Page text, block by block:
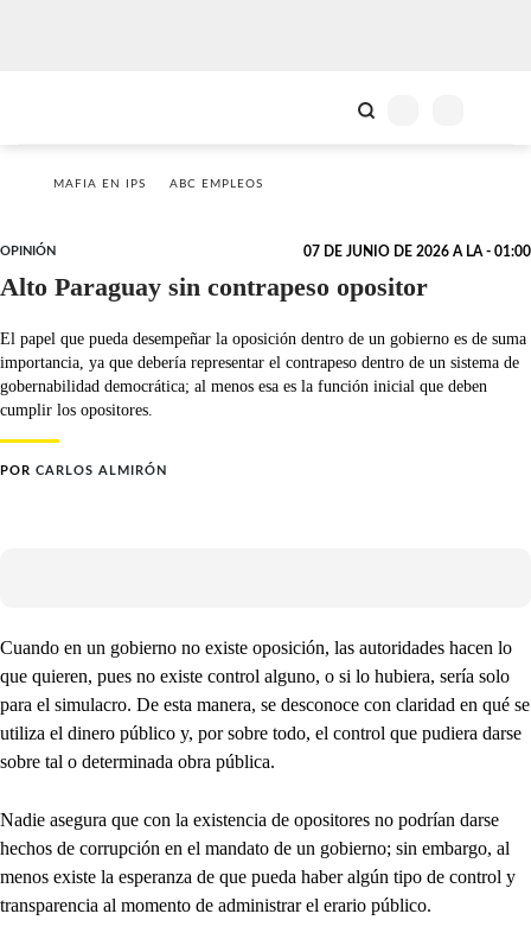
MAFIA EN IPS ABC EMPLEOS
OPINIÓN 07 DE JUNIO DE 2026 A LA - 01:00
Alto Paraguay sin contrapeso opositor
El papel que pueda desempeñar la oposición dentro de un gobierno es de suma
importancia, ya que debería representar el contrapeso dentro de un sistema de
gobernabilidad democrática; al menos esa es la función inicial que deben
cumplir los opositores.
POR CARLOS ALMIRÓN
Cuando en un gobierno no existe oposición, las autoridades hacen lo
que quieren, pues no existe control alguno, o si lo hubiera, sería solo
para el simulacro. De esta manera, se desconoce con claridad en qué se
utiliza el dinero público y, por sobre todo, el control que pudiera darse
sobre tal o determinada obra pública.
Nadie asegura que con la existencia de opositores no podrían darse
hechos de corrupción en el mandato de un gobierno; sin embargo, al
menos existe la esperanza de que pueda haber algún tipo de control y
transparencia al momento de administrar el erario público.